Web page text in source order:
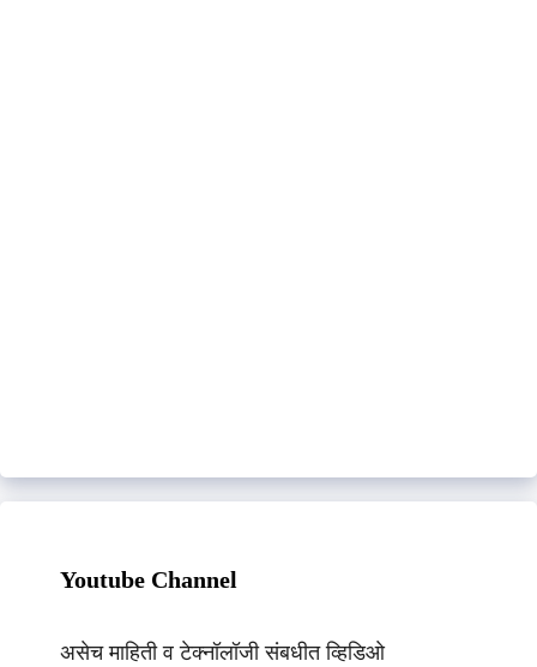
Youtube Channel
असेच माहिती व टेक्नॉलॉजी संबधीत व्हिडिओ